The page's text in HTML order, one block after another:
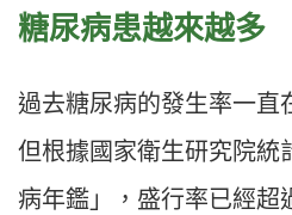
糖尿病患越來越多
過去糖尿病的發生率一直
但根據國家衛生研究院統
病年鑑」，盛行率已經超